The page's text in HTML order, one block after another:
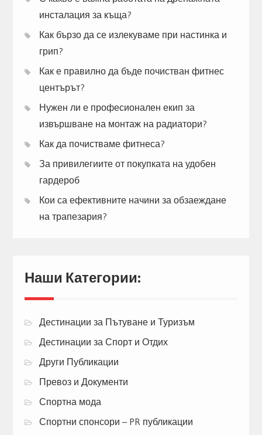
инсталация за къща?
Как бързо да се излекуваме при настинка и
грип?
Как е правилно да бъде почистван фитнес
центърът?
Нужен ли е професионален екип за
извършване на монтаж на радиатори?
Как да почистваме фитнеса?
За привилегиите от покупката на удобен
гардероб
Кои са ефективните начини за обзаеждане
на трапезария?
Наши Категории:
Дестинации за Пътуване и Туризъм
Дестинации за Спорт и Отдих
Други Публикации
Превоз и Документи
Спортна мода
Спортни спонсори – PR публикации